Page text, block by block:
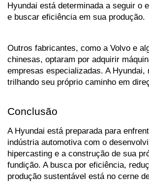
Hyundai está determinada a seguir o
e buscar eficiência em sua produção.
Outros fabricantes, como a Volvo e
chinesas, optaram por adquirir
empresas especializadas. A Hyundai,
trilhando seu próprio caminho em
Conclusão
A Hyundai está preparada para
indústria automotiva com o
hipercasting e a construção de sua
fundição. A busca por eficiência,
produção sustentável está no cerne